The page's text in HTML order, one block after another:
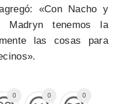
«Con Nacho y
tenemos la
las cosas para
0 0 0